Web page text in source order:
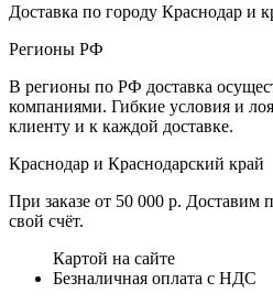
Доставка по городу Краснодар и
Регионы РФ
В регионы по РФ доставка
компаниями. Гибкие условия и
клиенту и к каждой доставке.
Краснодар и Краснодарский край
При заказе от 50 000 р. Доставим
свой счёт.
Картой на сайте
Безналичная оплата с НДС